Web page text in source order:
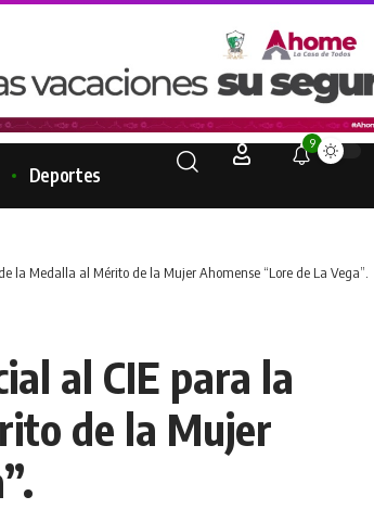
Deportes
9
la Medalla al Mérito de la Mujer Ahomense “Lore de La Vega”.
al CIE para la
de la Mujer